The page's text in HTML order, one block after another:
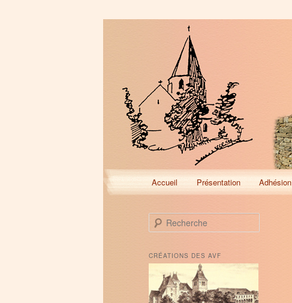
Menu
principal
Aller
au
principal
Aller
au
secondaire
Accueil Présentation Adhésion
e
h
e
h
CRÉATIONS DES AVF